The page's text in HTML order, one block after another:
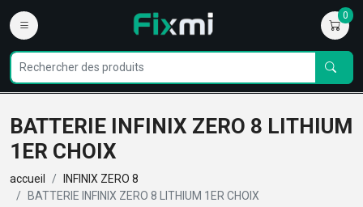
0
BATTERIE INFINIX ZERO 8 LITHIUM
1ER CHOIX
accueil
INFINIX ZERO 8
BATTERIE INFINIX ZERO 8 LITHIUM 1ER CHOIX